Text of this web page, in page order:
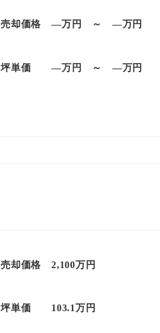
売却価格 —万円 ～ —万円
坪単価—万円 ～ —万円
売却価格 2,100万円
坪単価 103.1万円